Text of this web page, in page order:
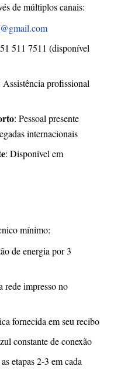
de múltiplos canais:
511 7511 (disponível
Assistência profissional
: Pessoal presente
internacionais
: Disponível em
mínimo:
de energia por 3
rede impresso no
fornecida em seu recibo
constante de conexão
etapas 2-3 em cada